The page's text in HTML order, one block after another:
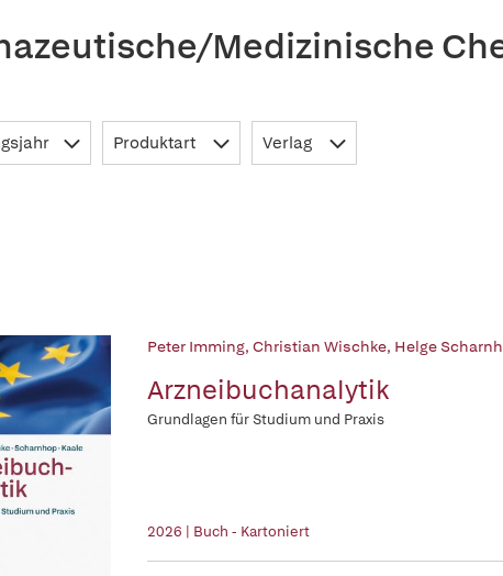
Medizinische
Produktart Verlag
Peter Imming, Christian Wischke, Helge
Arzneibuchanalytik
Grundlagen für Studium und Praxis
2026 | Buch - Kartoniert